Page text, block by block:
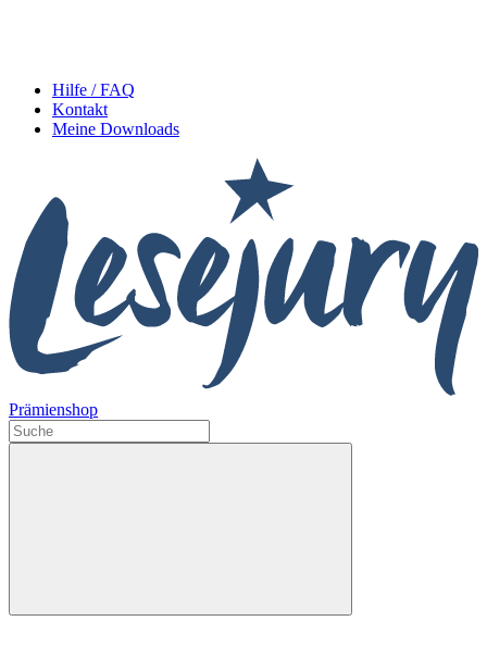
Hilfe / FAQ
Kontakt
Meine Downloads
Prämienshop